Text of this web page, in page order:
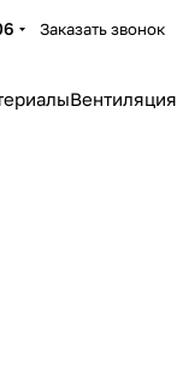
Заказать звонок
Вентиляция